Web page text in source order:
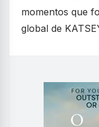
momentos que
global de